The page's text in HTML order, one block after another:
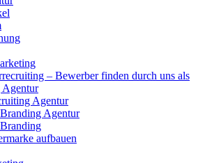
– Bewerber finden durch uns als
Agentur
Agentur
Agentur
aufbauen